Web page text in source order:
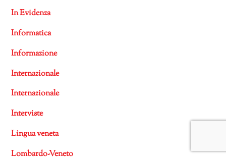
In Evidenza
Informatica
Informazione
Internazionale
Internazionale
Interviste
Lingua veneta
Lombardo-Veneto